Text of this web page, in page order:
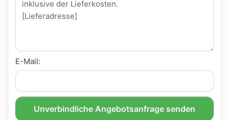
E-Mail:
Unverbindliche Angebotsanfrage senden